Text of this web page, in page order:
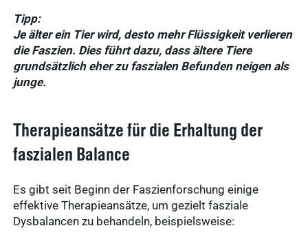
Häufige
Suchanfragen
Service
anzeigen
Ergebnisse
anzeigen
Service &
Kontakt
Tipp:
Je älter ein Tier wird, desto mehr Flüssigkeit verlieren
die Faszien. Dies führt dazu, dass ältere Tiere
grundsätzlich eher zu faszialen Befunden neigen als
junge.
Therapieansätze für die Erhaltung der
faszialen Balance
Es gibt seit Beginn der Faszienforschung einige
effektive Therapieansätze, um gezielt fasziale
Dysbalancen zu behandeln, beispielsweise: